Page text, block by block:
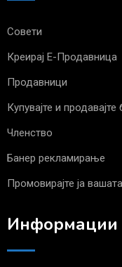
Совети
Креирај Е-Продавница
Продавници
Купувајте и продавајте
Членство
Банер рекламирање
Промовирајте ја
Информации